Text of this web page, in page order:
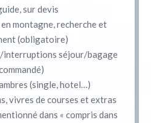
sur devis
montagne, recherche et
(obligatoire)
interruptions séjour/bagage
(single, hotel…)
vivres de courses et extras
dans « compris dans